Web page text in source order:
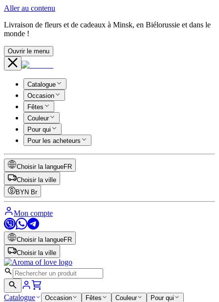
Aller au contenu
Livraison de fleurs et de cadeaux à Minsk, en Biélorussie et dans le
monde !
Ouvrir le menu
Catalogue
Occasion
Fêtes
Couleur
Pour qui
Pour les acheteurs
Choisir la langueFR
Choisir la ville
BYN Br
Mon compte
Choisir la langueFR
Choisir la ville
Catalogue Occasion Fêtes Couleur
Pour qui